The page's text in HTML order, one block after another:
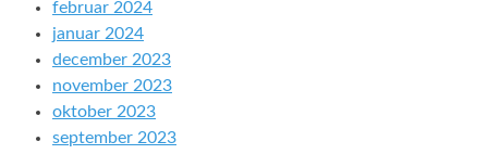
februar 2024
januar 2024
december 2023
november 2023
oktober 2023
september 2023